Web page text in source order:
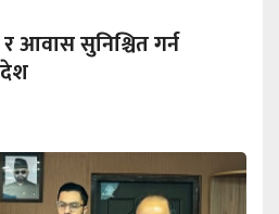
आवास सुनिश्चित गर्न